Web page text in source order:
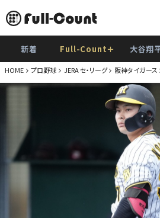
新着 Full-Count＋ 大谷翔
HOME プロ野球 JERA セ・リーグ 阪神タイガース